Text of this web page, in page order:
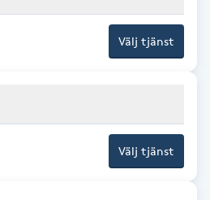
Välj tjänst
Välj tjänst